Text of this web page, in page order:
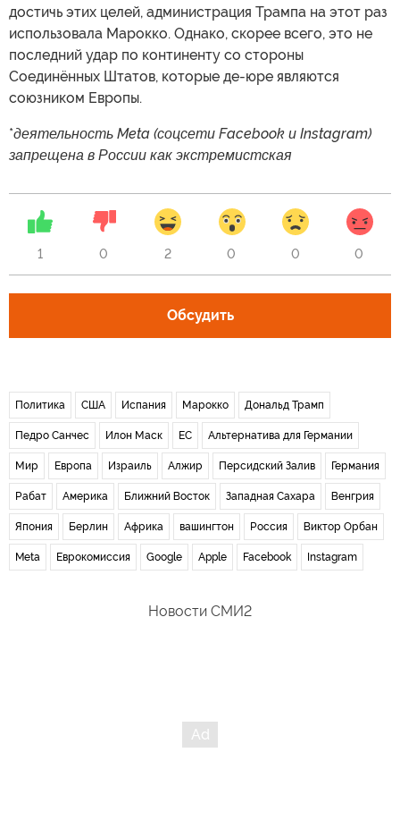
достичь этих целей, администрация Трампа на этот раз
использовала Марокко. Однако, скорее всего, это не
последний удар по континенту со стороны
Соединённых Штатов, которые де-юре являются
союзником Европы.
*деятельность Meta (соцсети Facebook и Instagram)
запрещена в России как экстремистская
1 0 2 0 0 0
Обсудить
Политика США Испания Марокко Дональд Трамп
Педро Санчес Илон Маск ЕС Альтернатива для Германии
Мир Европа Израиль Алжир Персидский Залив Германия
Рабат Америка Ближний Восток Западная Сахара Венгрия
Япония Берлин Африка вашингтон Россия Виктор Орбан
Meta Еврокомиссия Google Apple Facebook Instagram
Новости СМИ2